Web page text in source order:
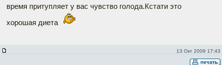
время притупляет у вас чувство голода.Кстати это
хорошая диета
13 Окт 2009 17:43